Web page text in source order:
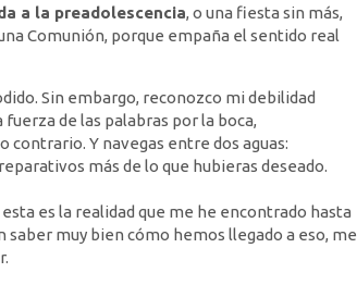
a la preadolescencia, o una fiesta sin más,
Comunión, porque empaña el sentido real
Sin embargo, reconozco mi debilidad
de las palabras por la boca,
Y navegas entre dos aguas:
más de lo que hubieras deseado.
es la realidad que me he encontrado hasta
muy bien cómo hemos llegado a eso, me